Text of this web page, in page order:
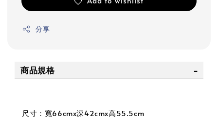
分享
商品規格
尺寸：寬66cmx深42cmx高55.5cm